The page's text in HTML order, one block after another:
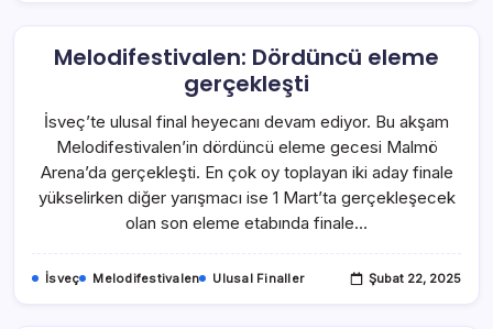
Melodifestivalen: Dördüncü eleme
gerçekleşti
İsveç’te ulusal final heyecanı devam ediyor. Bu akşam
Melodifestivalen’in dördüncü eleme gecesi Malmö
Arena’da gerçekleşti. En çok oy toplayan iki aday finale
yükselirken diğer yarışmacı ise 1 Mart’ta gerçekleşecek
olan son eleme etabında finale…
İsveç Melodifestivalen Ulusal Finaller Şubat 22, 2025